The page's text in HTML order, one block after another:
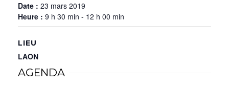
Date : 23 mars 2019
Heure : 9 h 30 min - 12 h 00 min
LIEU
LAON
AGENDA